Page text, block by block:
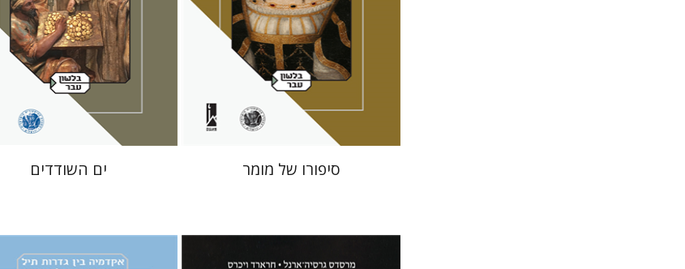
הנחת אתר ספר מודפס
$46
$41
סיפורו של מומר
הנחת אתר ספר מודפס
$35
$32
ים השודדים